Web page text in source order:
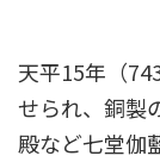
天平15年（
せられ、銅製
殿など七堂伽